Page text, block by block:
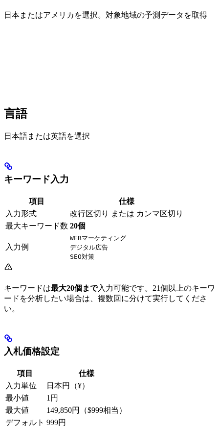
日本またはアメリカを選択。対象地域の予測データを取得
言語
日本語または英語を選択
キーワード入力
項目
仕様
入力形式
改行区切り または カンマ区切り
最大キーワード数 20個
入力例
WEBマーケティング
デジタル広告
SEO対策
キーワードは最大20個まで入力可能です。21個以上のキーワ
ードを分析したい場合は、複数回に分けて実行してくださ
い。
入札価格設定
項目
仕様
入力単位
日本円（¥）
最小値
1円
最大値
149,850円（$999相当）
デフォルト 999円